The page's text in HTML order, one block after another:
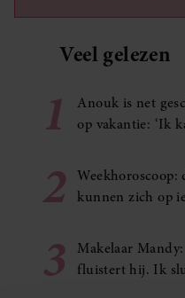
Veel gelezen
1
Anouk is net
op vakantie: ‘Ik
2
Weekhoroscoop:
kunnen zich op
3
Makelaar Mandy:
fluistert hij. Ik